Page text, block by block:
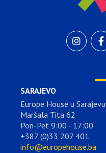
SARAJEVO
Europe House u Sarajevu
Maršala Tita 62
Pon-Pet 9:00 - 17:00
+387 (0)33 207 401
info@europehouse.ba